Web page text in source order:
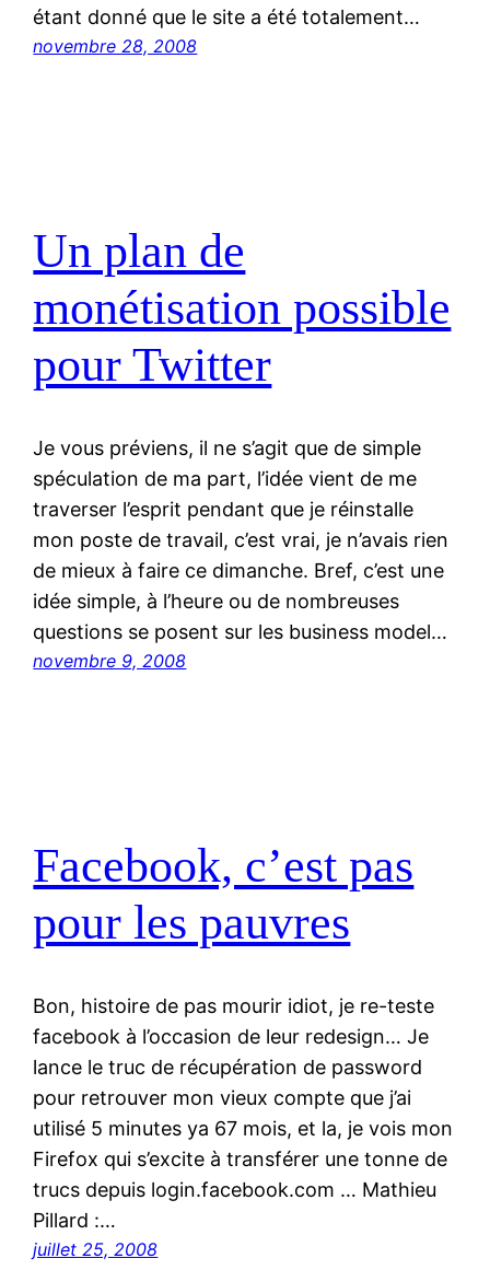
étant donné que le site a été totalement…
novembre 28, 2008
Un plan de
monétisation possible
pour Twitter
Je vous préviens, il ne s’agit que de simple
spéculation de ma part, l’idée vient de me
traverser l’esprit pendant que je réinstalle
mon poste de travail, c’est vrai, je n’avais rien
de mieux à faire ce dimanche. Bref, c’est une
idée simple, à l’heure ou de nombreuses
questions se posent sur les business model…
novembre 9, 2008
Facebook, c’est pas
pour les pauvres
Bon, histoire de pas mourir idiot, je re-teste
facebook à l’occasion de leur redesign… Je
lance le truc de récupération de password
pour retrouver mon vieux compte que j’ai
utilisé 5 minutes ya 67 mois, et la, je vois mon
Firefox qui s’excite à transférer une tonne de
trucs depuis login.facebook.com … Mathieu
Pillard :…
juillet 25, 2008